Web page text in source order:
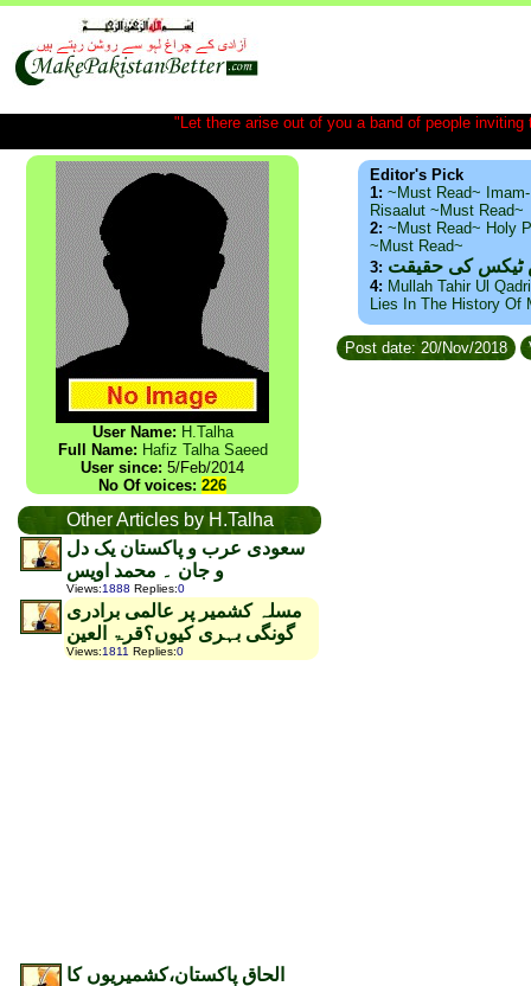
"Let there arise out of you a band of people
User Name: H.Talha
Full Name: Hafiz Talha Saeed
User since: 5/Feb/2014
No Of voices: 226
Other Articles by H.Talha
سعودی عرب و پاکستان یک دل
و جان ۔ محمد اویس
Views:1888 Replies:0
مسلہ کشمیر پر عالمی برادری
گونگی بہری کیوں؟قرۃ العین
Views:1811 Replies:0
الحاق پاکستان،کشمیریوں کا
Editor's Pick
1: ~Must Read~
Risaalut ~Must Read~
2: ~Must Read~ Holy
~Must Read~
3: ٹیکس کی حقیقت
4: Mullah Tahir Ul
Lies In The History Of
Post date: 20/Nov/2018